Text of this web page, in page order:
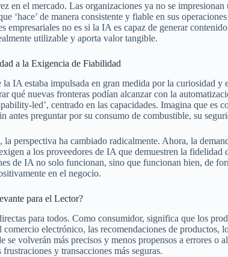
en el mercado. Las organizaciones ya no se
‘hace’ de manera consistente y fiable en sus
empresariales no es si la IA es capaz de generar
utilizable y aporta valor tangible.
a la Exigencia de Fiabilidad
IA estaba impulsada en gran medida por la curiosidad
qué nuevas fronteras podían alcanzar con la
led’, centrado en las capacidades. Imagina que es
antes preguntar por su consumo de combustible, su
perspectiva ha cambiado radicalmente. Ahora, la
a los proveedores de IA que demuestren la
de IA no solo funcionan, sino que funcionan bien, de
en el negocio.
para el Lector?
para todos. Como consumidor, significa que los
electrónico, las recomendaciones de productos,
se volverán más precisos y menos propensos a errores o
y transacciones más seguras.